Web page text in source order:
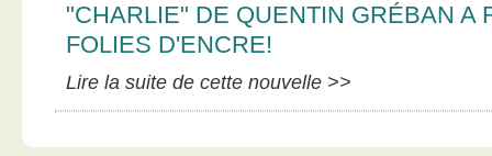
"CHARLIE" DE QUENTIN GRÉBAN A
FOLIES D'ENCRE!
Lire la suite de cette nouvelle >>